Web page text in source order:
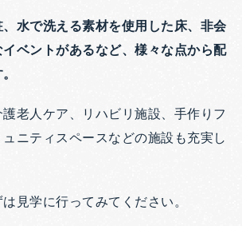
、水で洗える素材を使用した床、非会
イベントがあるなど、様々な点から配
老人ケア、リハビリ施設、手作りフ
ニティスペースなどの施設も充実し
見学に行ってみてください。